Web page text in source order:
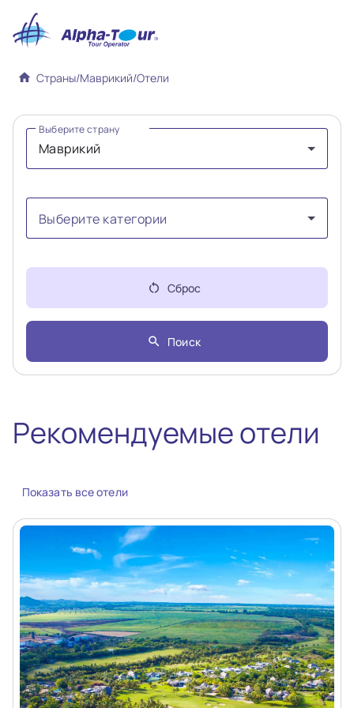
home Страны/Маврикий/Отели
Выберите страну
Маврикий
Выберите категории
restart_alt Сброс
search Поиск
Рекомендуемые отели
Показать все отели